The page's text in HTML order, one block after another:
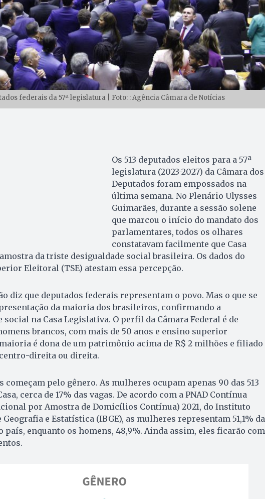
federais da 57ª legislatura | Foto: : Agência Câmara de Notícias
Os 513 deputados eleitos para a 57ª
legislatura (2023-2027) da Câmara dos
Deputados foram empossados na
última semana. No Plenário Ulysses
Guimarães, durante a sessão solene
que marcou o início do mandato dos
parlamentares, todos os olhares
constatavam facilmente que Casa
da triste desigualdade social brasileira. Os dados do
Eleitoral (TSE) atestam essa percepção.
diz que deputados federais representam o povo. Mas o que se
da maioria dos brasileiros, confirmando a
social na Casa Legislativa. O perfil da Câmara Federal é de
brancos, com mais de 50 anos e ensino superior
é dona de um patrimônio acima de R$ 2 milhões e filiado
direita ou direita.
começam pelo gênero. As mulheres ocupam apenas 90 das 513
cerca de 17% das vagas. De acordo com a PNAD Contínua
por Amostra de Domicílios Contínua) 2021, do Instituto
e Estatística (IBGE), as mulheres representam 51,1% da
país, enquanto os homens, 48,9%. Ainda assim, eles ficarão com